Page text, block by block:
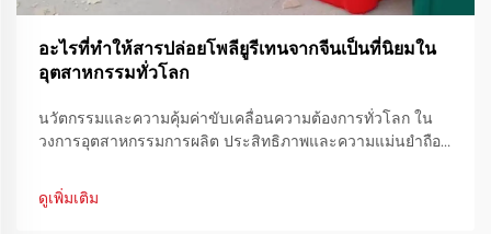
อะไรที่ทำให้สารปล่อยโพลียูรีเทนจากจีนเป็นที่นิยมใน
อุตสาหกรรมทั่วโลก
นวัตกรรมและความคุ้มค่าขับเคลื่อนความต้องการทั่วโลก ใน
วงการอุตสาหกรรมการผลิต ประสิทธิภาพและความแม่นยำถือ
สม่ำเสมอ สารปลดปล่อยโพลียูรีเทนจากจีนได้กลายเป็นทางออก
ที่สำคัญยิ่ง...
ดูเพิ่มเติม